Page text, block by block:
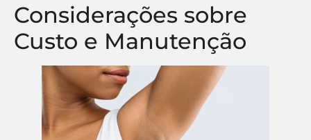
Considerações sobre
Custo e Manutenção